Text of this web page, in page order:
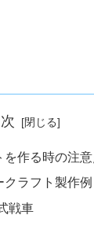
作る時の注
クラフト製作
戦車